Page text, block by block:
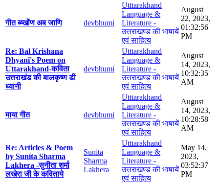
गीत ब्य्खोंण अब जाणि devbhumi
Utttarakhand
Language &
Literature -
उत्तराखण्ड की भाषायें
एवं साहित्य
August
22, 2023,
01:32:56
PM
Re: Bal Krishana
Dhyani's Poem on
Uttarakhand-कविता
उत्तराखंड की बालकृष्ण डी
ध्यानी
devbhumi
Utttarakhand
Language &
Literature -
उत्तराखण्ड की भाषायें
एवं साहित्य
August
14, 2023,
10:32:35
AM
माया गीत devbhumi
Utttarakhand
Language &
Literature -
उत्तराखण्ड की भाषायें
एवं साहित्य
August
14, 2023,
10:28:58
AM
Re: Articles & Poem
by Sunita Sharma
Lakhera -सुनीता शर्मा
लखेरा जी के कविताये
Sunita
Sharma
Lakhera
Utttarakhand
Language &
Literature -
उत्तराखण्ड की भाषायें
एवं साहित्य
May 14,
2023,
03:52:37
PM